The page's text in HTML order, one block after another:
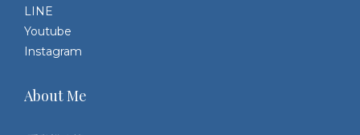
LINE
Youtube
Instagram
About Me